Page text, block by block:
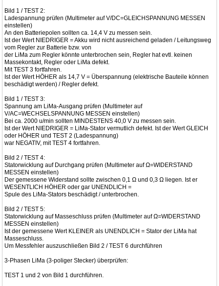
Bild 1 / TEST 2:
Ladespannung prüfen (Multimeter auf V/DC=GLEICHSPANNUNG MESSEN
einstellen)
An den Batteriepolen sollten ca. 14,4 V zu messen sein.
Ist der Wert NIEDRIGER = Akku wird nicht ausreichend geladen / Leitungsweg
vom Regler zur Batterie bzw. von
der LiMa zum Regler könnte unterbrochen sein, Regler hat evtl. keinen
Massekontakt, Regler oder LiMa defekt.
Mit TEST 3 fortfahren.
Ist der Wert HÖHER als 14,7 V = Überspannung (elektrische Bauteile können
beschädigt werden) / Regler defekt.
Bild 1 / TEST 3:
Spannung am LiMa-Ausgang prüfen (Multimeter auf
V/AC=WECHSELSPANNUNG MESSEN einstellen)
Bei ca. 2000 u/min sollten MINDESTENS 40,0 V zu messen sein.
Ist der Wert NIEDRIGER = LiMa-Stator vermutlich defekt. Ist der Wert GLEICH
oder HÖHER und TEST 2 (Ladespannung)
war NEGATIV, mit TEST 4 fortfahren.
Bild 2 / TEST 4:
Statorwicklung auf Durchgang prüfen (Multimeter auf Ω=WIDERSTAND
MESSEN einstellen)
Der gemessene Widerstand sollte zwischen 0,1 Ω und 0,3 Ω liegen. Ist er
WESENTLICH HÖHER oder gar UNENDLICH =
Spule des LiMa-Stators beschädigt / unterbrochen.
Bild 2 / TEST 5:
Statorwicklung auf Masseschluss prüfen (Multimeter auf Ω=WIDERSTAND
MESSEN einstellen)
Ist der gemessene Wert KLEINER als UNENDLICH = Stator der LiMa hat
Masseschluss.
Um Messfehler auszuschließen Bild 2 / TEST 6 durchführen
3-Phasen LiMa (3-poliger Stecker) überprüfen:
TEST 1 und 2 von Bild 1 durchführen.